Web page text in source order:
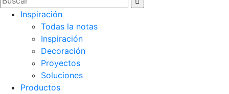
Inspiración
Todas la notas
Inspiración
Decoración
Proyectos
Soluciones
Productos